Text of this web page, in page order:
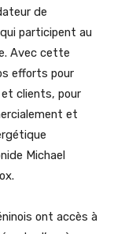
de
participent au
Avec cette
efforts pour
clients, pour
et
Michael
ont accès à